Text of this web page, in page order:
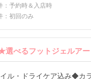
：予約時＆入店時
：初回のみ
選べるフットジェルア
ル・ドライケア込み◆カ